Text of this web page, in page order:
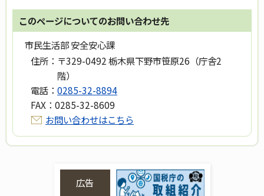
このページについてのお問い合わせ先
市民生活部 安全安心課
住所： 〒329-0492 栃木県下野市笹原26（庁舎2
階）
電話： 0285-32-8894
FAX： 0285-32-8609
お問い合わせはこちら
広告